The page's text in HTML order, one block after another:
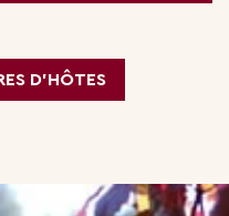
D’HÔTES